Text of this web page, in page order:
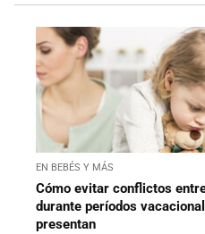
EN BEBÉS Y MÁS
Cómo evitar conflictos
durante períodos
presentan